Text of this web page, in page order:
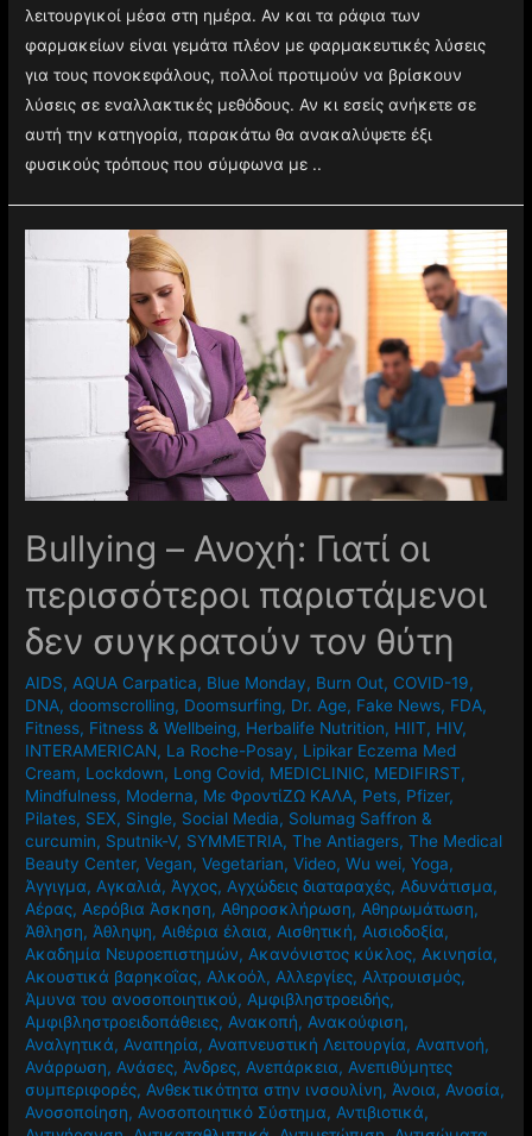
λειτουργικοί μέσα στη ημέρα. Αν και τα ράφια των
φαρμακείων είναι γεμάτα πλέον με φαρμακευτικές λύσεις
για τους πονοκεφάλους, πολλοί προτιμούν να βρίσκουν
λύσεις σε εναλλακτικές μεθόδους. Αν κι εσείς ανήκετε σε
αυτή την κατηγορία, παρακάτω θα ανακαλύψετε έξι
φυσικούς τρόπους που σύμφωνα με ..
Βullying – Ανοχή: Γιατί οι
περισσότεροι παριστάμενοι
δεν συγκρατούν τον θύτη
AIDS, AQUA Carpatica, Blue Monday, Burn Out, COVID-19,
DNA,doomscrolling, Doomsurfing, Dr. Age, Fake News, FDA,
Fitness, Fitness & Wellbeing, Herbalife Nutrition, HIIT, HIV,
INTERAMERICAN, La Roche-Posay, Lipikar Eczema Med
Cream, Lockdown, Long Covid, MEDICLINIC, MEDIFIRST,
Mindfulness, Moderna, Mε ΦροντίΖΩ ΚΑΛΑ, Pets, Pfizer,
Pilates, SEX, Single, Social Media, Solumag Saffron &
curcumin, Sputnik-V, SYMMETRIA,The Antiagers,The Medical
Beauty Center,Vegan,Vegetarian,Video,Wu wei,Yoga,
Άγγιγμα, Αγκαλιά, Άγχος, Αγχώδεις διαταραχές, Αδυνάτισμα,
Αέρας, Αερόβια Άσκηση, Αθηροσκλήρωση, Αθηρωμάτωση,
Άθληση, Άθληψη, Αιθέρια έλαια, Αισθητική, Αισιοδοξία,
Ακαδημία Νευροεπιστημών, Ακανόνιστος κύκλος, Ακινησία,
Ακουστικά βαρηκοΐας, Αλκοόλ, Αλλεργίες, Αλτρουισμός,
Άμυνα του ανοσοποιητικού, Αμφιβληστροειδής,
Αμφιβληστροειδοπάθειες, Ανακοπή, Ανακούφιση,
Αναλγητικά, Αναπηρία, Αναπνευστική Λειτουργία, Αναπνοή,
Ανάρρωση, Ανάσες, Άνδρες, Ανεπάρκεια, Ανεπιθύμητες
συμπεριφορές, Ανθεκτικότητα στην ινσουλίνη, Άνοια, Ανοσία,
Ανοσοποίηση, Ανοσοποιητικό Σύστημα, Αντιβιοτικά,